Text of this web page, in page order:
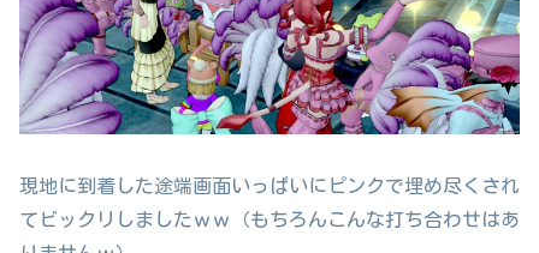
現地に到着した途端画面いっぱいにピンクで埋め尽くされ
てビックリしましたｗｗ（もちろんこんな打ち合わせはあ